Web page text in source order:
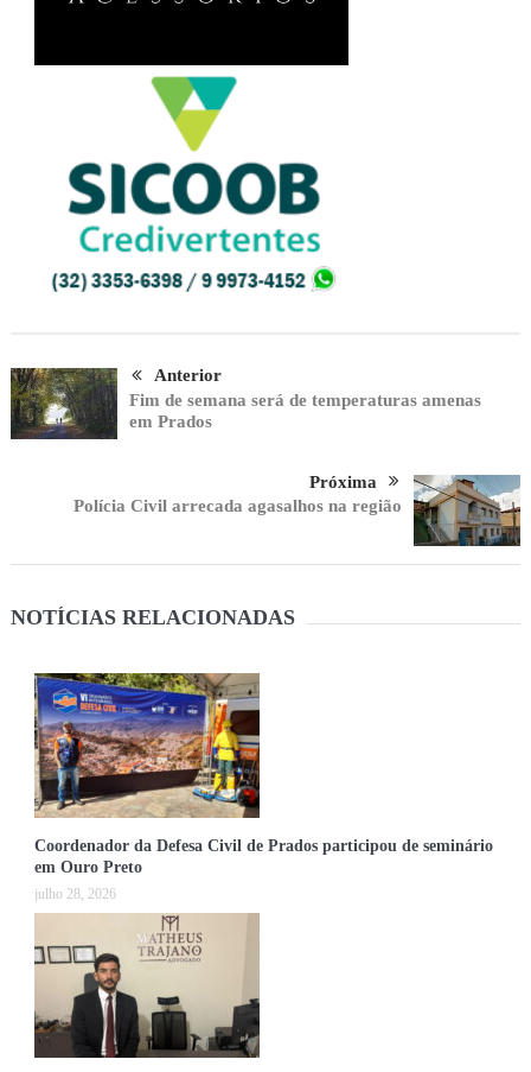
Anterior
Fim de semana será de temperaturas amenas
em Prados
Próxima
Polícia Civil arrecada agasalhos na região
NOTÍCIAS RELACIONADAS
Coordenador da Defesa Civil de Prados participou de seminário
em Ouro Preto
julho 28, 2026